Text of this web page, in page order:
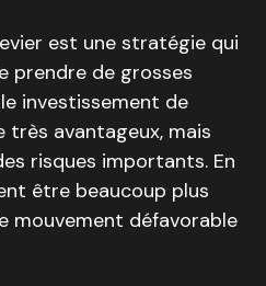
est une stratégie qui
prendre de grosses
investissement de
avantageux, mais
risques importants. En
être beaucoup plus
mouvement défavorable